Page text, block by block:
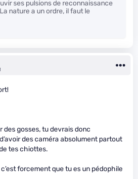
ses pulsions de reconnaissance
nature a un ordre, il faut le
des gosses, tu devrais donc
des caméra absolument partout
tes chiottes.
c’est forcement que tu es un pédophile